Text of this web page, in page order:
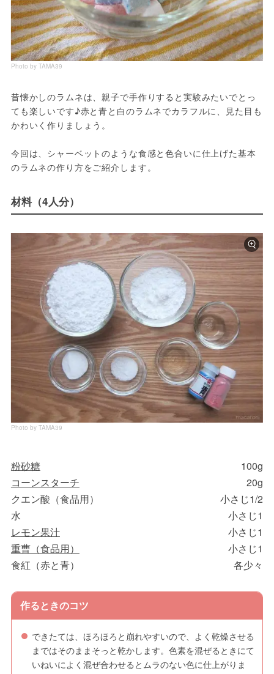
Photo by TAMA39
昔懐かしのラムネは、親子で手作りすると実験みたいでとっ
ても楽しいです♪赤と青と白のラムネでカラフルに、見た目も
かわいく作りましょう。
今回は、シャーベットのような食感と色合いに仕上げた基本
のラムネの作り方をご紹介します。
材料（4人分）
Photo by TAMA39
粉砂糖
100g
コーンスターチ
20g
クエン酸（食品用）
小さじ1/2
水
小さじ1
レモン果汁
小さじ1
重曹（食品用）
小さじ1
食紅（赤と青）
各少々
作るときのコツ
できたては、ほろほろと崩れやすいので、よく乾燥させる
まではそのままそっと乾かします。色素を混ぜるときにて
いねいによく混ぜ合わせるとムラのない色に仕上がりま